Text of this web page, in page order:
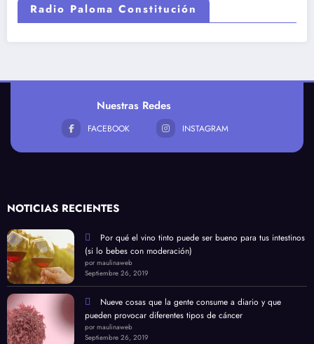
Radio Paloma Constitución
Nuestras Redes
FACEBOOK INSTAGRAM
NOTICIAS RECIENTES
Por qué el vino tinto puede ser bueno para tus intestinos
(si lo bebes con moderación)
por maulinaweb
Septiembre 26, 2019
Nueve cosas que la gente consume a diario y que
pueden provocar diferentes tipos de cáncer
por maulinaweb
Septiembre 26, 2019